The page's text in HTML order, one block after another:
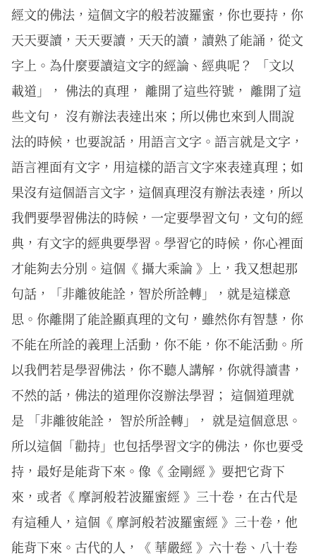
經文的佛法，這個文字的般若波羅蜜，你也要持，你
天天要讀，天天要讀，天天的讀，讀熟了能誦，從文
字上。為什麼要讀這文字的經論、經典呢？ 「文以
載道」， 佛法的真理， 離開了這些符號， 離開了這
些文句， 沒有辦法表達出來；所以佛也來到人間說
法的時候，也要說話，用語言文字。語言就是文字，
語言裡面有文字，用這樣的語言文字來表達真理；如
果沒有這個語言文字，這個真理沒有辦法表達，所以
我們要學習佛法的時候，一定要學習文句，文句的經
典，有文字的經典要學習。學習它的時候，你心裡面
才能夠去分別。這個《 攝大乘論 》上，我又想起那
句話，「非離彼能詮，智於所詮轉」，就是這樣意
思。你離開了能詮顯真理的文句，雖然你有智慧，你
不能在所詮的義理上活動，你不能，你不能活動。所
以我們若是學習佛法，你不聽人講解，你就得讀書，
不然的話，佛法的道理你沒辦法學習； 這個道理就
是 「非離彼能詮， 智於所詮轉」， 就是這個意思。
所以這個「勸持」也包括學習文字的佛法，你也要受
持，最好是能背下來。像《 金剛經 》要把它背下
來，或者《 摩訶般若波羅蜜經 》三十卷，在古代是
有這種人，這個《 摩訶般若波羅蜜經 》三十卷，他
能背下來。古代的人，《 華嚴經 》六十卷、八十卷